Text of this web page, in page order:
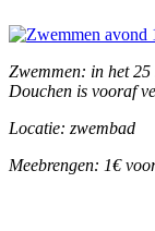
Zwemmen: in het
Douchen is vooraf
Locatie: zwembad
Meebrengen: 1€